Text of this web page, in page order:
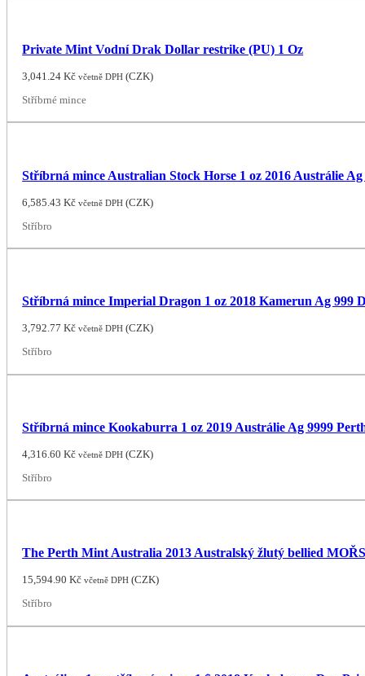
Private Mint Vodní Drak Dollar restrike (PU) 1 Oz
3,041.24Kč včetně DPH (CZK)
Stříbrné mince
Stříbrná mince Australian Stock Horse 1 oz 2016 Austrálie
6,585.43Kč včetně DPH (CZK)
Stříbro
Stříbrná mince Imperial Dragon 1 oz 2018 Kamerun Ag 999
3,792.77Kč včetně DPH (CZK)
Stříbro
Stříbrná mince Kookaburra 1 oz 2019 Austrálie Ag 9999
4,316.60Kč včetně DPH (CZK)
Stříbro
The Perth Mint Australia 2013 Australský žlutý bellied
15,594.90Kč včetně DPH (CZK)
Stříbro